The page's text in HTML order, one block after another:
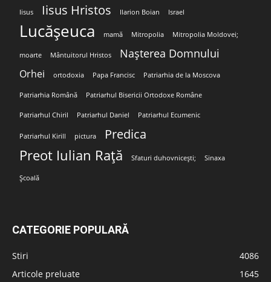
Iisus Iisus Hristos Ilarion Boian Israel
Lucășeuca mamă Mitropolia Mitropolia Moldovei;
moarte Mântuitorul Hristos Nașterea Domnului
Orhei ortodoxia Papa Francisc Patriarhia de la Moscova
Patriarhia Română Patriarhul Bisericii Ortodoxe Române
Patriarhul Chiril Patriarhul Daniel Patriarhul Ecumenic
Patriarhul Kirill pictura Predica
Preot Iulian Rață Sfaturi duhovnicești; Sinaxa
Școală
CATEGORIE POPULARĂ
Stiri
4086
Articole preluate
1645